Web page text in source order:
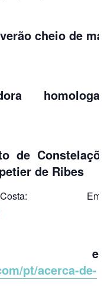
cheio de
de
de Ribes
pt/acerca-de-